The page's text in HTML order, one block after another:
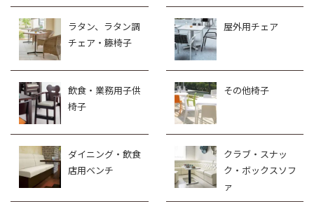
ラタン、ラタン調
チェア・籐椅子
屋外用チェア
飲食・業務用子供
椅子
その他椅子
ダイニング・飲食
店用ベンチ
クラブ・スナッ
ク・ボックスソフ
ァ